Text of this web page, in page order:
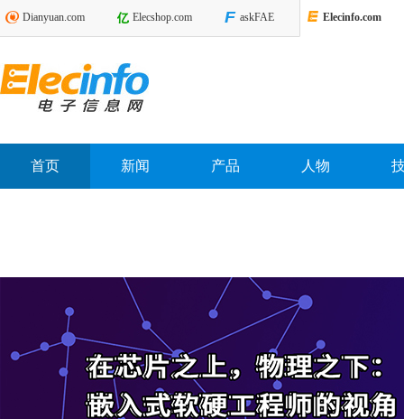
Dianyuan.com Elecshop.com askFAE Elecinfo.com
首页 新闻 产品 人物